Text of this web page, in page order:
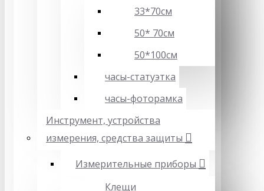
33*70см
50* 70см
50*100см
часы-статуэтка
часы-фоторамка
Инструмент, устройства
измерения, средства защиты
Измерительные приборы
Клещи